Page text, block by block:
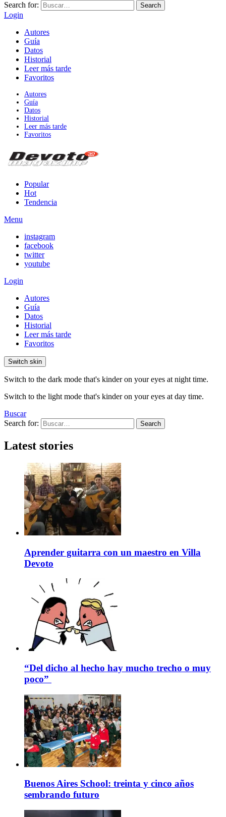
Search for:
Search
Login
Autores
Guía
Datos
Historial
Leer más tarde
Favoritos
Autores
Guía
Datos
Historial
Leer más tarde
Favoritos
Popular
Hot
Tendencia
Menu
instagram
facebook
twitter
youtube
Login
Autores
Guía
Datos
Historial
Leer más tarde
Favoritos
Switch skin
Switch to the dark mode that's kinder on your eyes at night time.
Switch to the light mode that's kinder on your eyes at day time.
Buscar
Search for:
Search
Latest stories
Aprender guitarra con un maestro en Villa
Devoto
“Del dicho al hecho hay mucho trecho o muy
poco”
Buenos Aires School: treinta y cinco años
sembrando futuro